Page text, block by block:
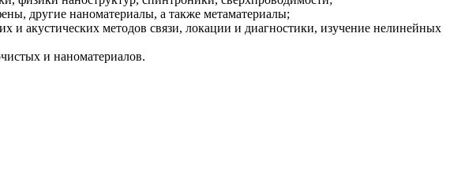
другие наноматериалы, а также метаматериалы;
акустических методов связи, локации и диагностики, изучение нелинейных
и наноматериалов.